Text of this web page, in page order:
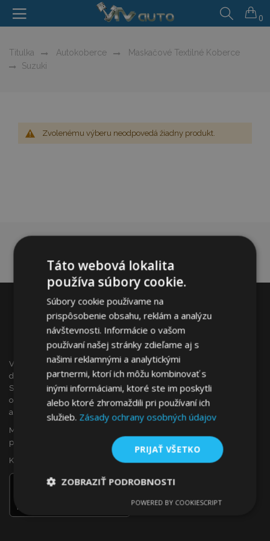
0
Titulka Autokoberce
Maskačové Textilné Koberce
Suzuki
Zvolenému výberu neodpovedá žiadny produkt.
VTVauto je maloobchodným predajcom a veľkoobchodným
dodávateľom autopríslušenstva a autodoplnkov na
Slovensku, ako sú napr.: ozdobné kryty kolies (puklice),
okenné deflektory, autopoťahy, autorohože, chrómové kryty
a rámy, ...
Máte záujem o dropshipping, alebo sa chcete stať našim
partnerom?
Kontaktujte nás ešte dnes!
Táto webová lokalita
používa súbory cookie.
Súbory cookie používame na
prispôsobenie obsahu, reklám a analýzu
návštevnosti. Informácie o vašom
používaní našej stránky zdieľame aj s
našimi reklamnými a analytickými
partnermi, ktorí ich môžu kombinovať s
inými informáciami, ktoré ste im poskytli
alebo ktoré zhromaždili pri používaní ich
služieb. Zásady ochrany osobných údajov
PRIJAŤ VŠETKO
ZOBRAZIŤ PODROBNOSTI
potrebné
Výkonnosť Cielenie
POWERED BY COOKIESCRIPT